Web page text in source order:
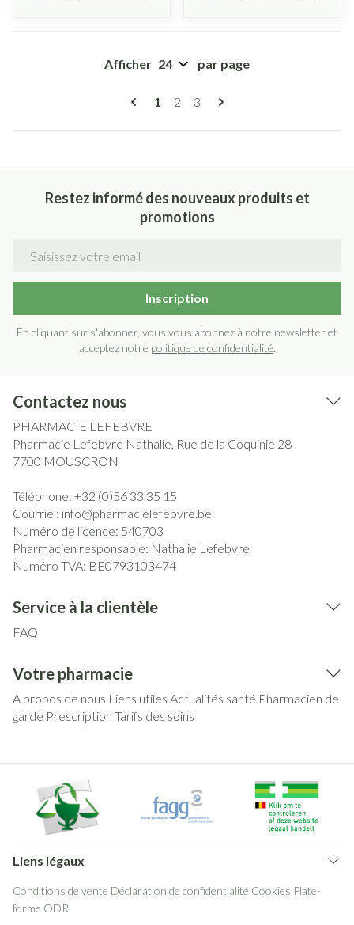
Pages
Vous lisez actuellement la page
1 Page
2 Page
3
Afficher par page
Restez informé des nouveaux produits et
promotions
Inscription
En cliquant sur s'abonner, vous vous abonnez à notre newsletter et
acceptez notre politique de confidentialité.
Contactez nous
PHARMACIE LEFEBVRE
Pharmacie Lefebvre Nathalie, Rue de la Coquinie 28
7700 MOUSCRON
Téléphone: +32 (0)56 33 35 15
Courriel: info@pharmacielefebvre.be
Numéro de licence: 540703
Pharmacien responsable: Nathalie Lefebvre
Numéro TVA: BE0793103474
Service à la clientèle
FAQ
Votre pharmacie
A propos de nous Liens utiles Actualités santé Pharmacien de
garde Prescription Tarifs des soins
Liens légaux
Conditions de vente Déclaration de confidentialité Cookies Plate-
forme ODR